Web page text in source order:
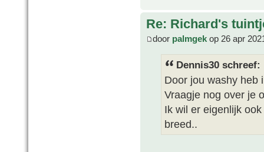
Re: Richard's
door palmgek op 26 apr
Dennis30 schreef:
Door jou washy heb
Vraagje nog over je
Ik wil er eigenlijk
breed..